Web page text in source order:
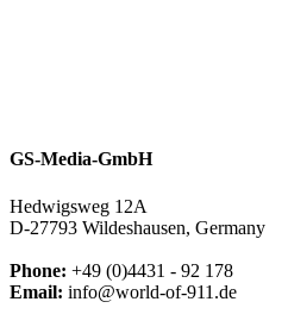
GS-Media-GmbH
Hedwigsweg 12A
D-27793 Wildeshausen, Germany
Phone: +49 (0)4431 - 92 178
Email: info@world-of-911.de